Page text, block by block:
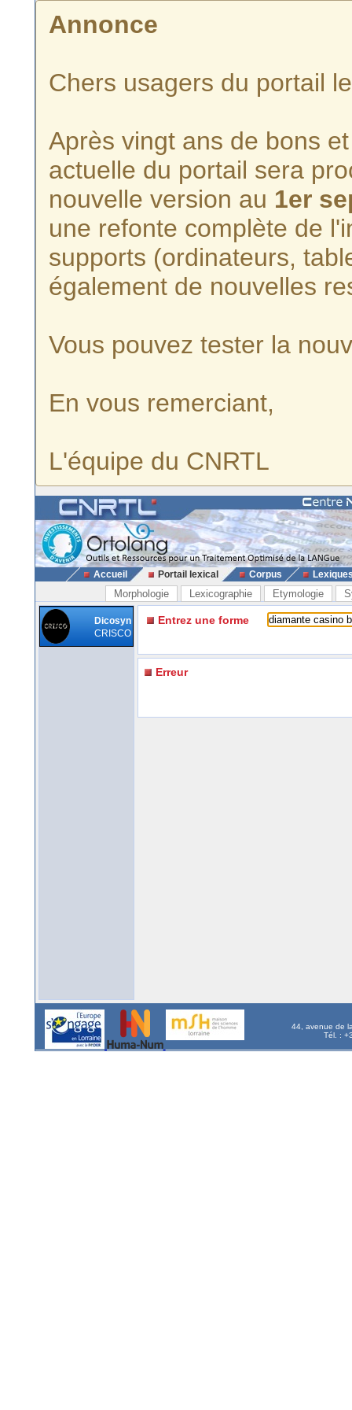
Annonce
Chers usagers du portail
Après vingt ans de bons
actuelle du portail sera
nouvelle version au 1er
une refonte complète de
supports (ordinateurs,
également de nouvelles
Vous pouvez tester la
En vous remerciant,
L'équipe du CNRTL
Accueil Portail lexical Corpus
Morphologie Lexicographie Etymologie
Dicosyn
CRISCO
Entrez une forme
Erreur
44, avenue de
Tél. :